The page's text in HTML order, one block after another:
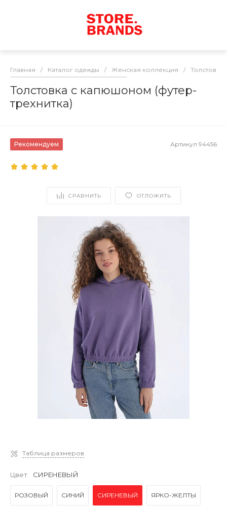
Главная / Каталог одежды / Женская коллекция / Толстовки
Толстовка с капюшоном (футер-
трехнитка)
Рекомендуем Артикул 94456
СРАВНИТЬ ОТЛОЖИТЬ
Таблица размеров
Цвет СИРЕНЕВЫЙ
РОЗОВЫЙ СИНИЙ СИРЕНЕВЫЙ ЯРКО-ЖЕЛТЫ